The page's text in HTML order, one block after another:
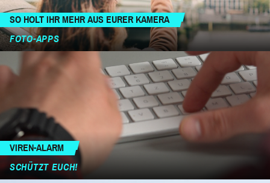
SO HOLT IHR MEHR AUS EURER KAMERA
FOTO-APPS
VIREN-ALARM
SCHÜTZT EUCH!